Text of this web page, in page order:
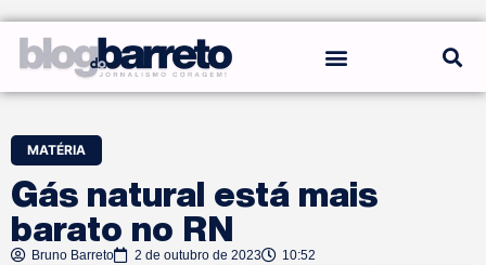
MATÉRIA
Gás natural está mais
barato no RN
Bruno Barreto 2 de outubro de 2023 10:52